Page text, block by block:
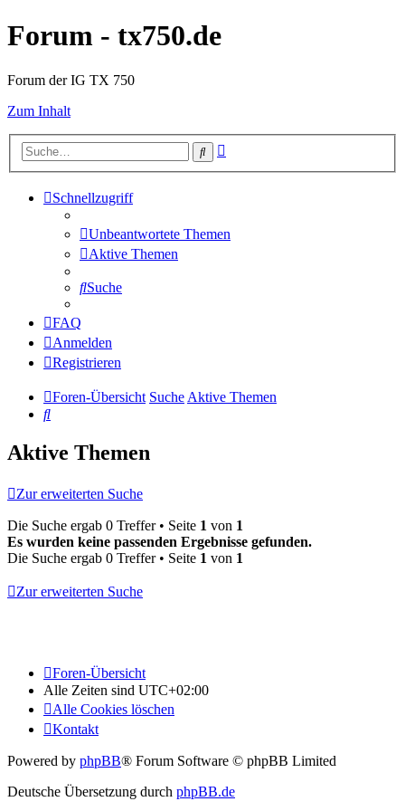
Forum - tx750.de
Forum der IG TX 750
Zum Inhalt
Suche
Schnellzugriff
Unbeantwortete Themen
Aktive Themen
Suche
FAQ
Anmelden
Registrieren
Foren-Übersicht SucheAktive Themen
Suche
Aktive Themen
Zur erweiterten Suche
Die Suche ergab 0 Treffer • Seite 1 von 1
Es wurden keine passenden Ergebnisse gefunden.
Die Suche ergab 0 Treffer • Seite 1 von 1
Zur erweiterten Suche
Foren-Übersicht
Alle Zeiten sind UTC+02:00
Alle Cookies löschen
Kontakt
Powered by phpBB® Forum Software © phpBB Limited
Deutsche Übersetzung durch phpBB.de